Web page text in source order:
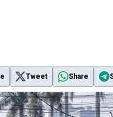
Tweet Share